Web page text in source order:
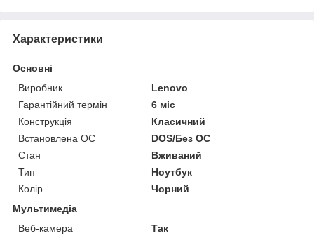
Характеристики
Основні
Виробник
Lenovo
Гарантійний термін
6 міс
Конструкція
Класичний
Встановлена ОС
DOS/Без ОС
Стан
Вживаний
Тип
Ноутбук
Колір
Чорний
Мультимедіа
Веб-камера
Так